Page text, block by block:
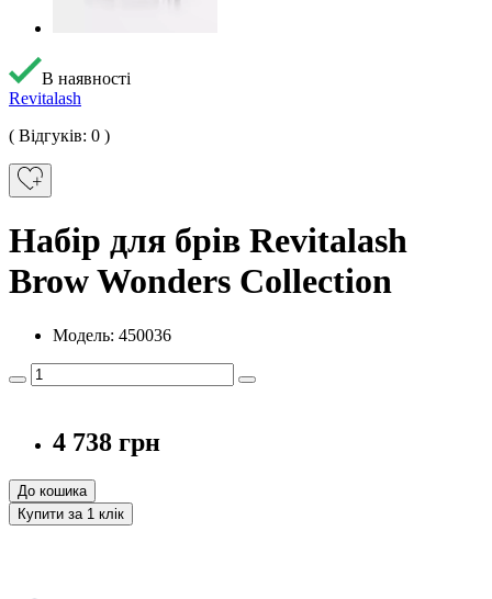
В наявності
Revitalash
( Відгуків: 0 )
Набір для брів Revitalash
Brow Wonders Collection
Модель: 450036
4 738 грн
До кошика
Купити за 1 клiк